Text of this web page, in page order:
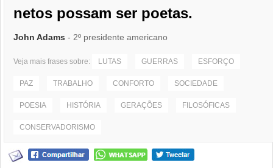
netos possam ser poetas.
John Adams - 2º presidente americano
Veja mais frases sobre: LUTAS GUERRAS ESFORÇO
PAZ TRABALHO CONFORTO SOCIEDADE
POESIA HISTÓRIA GERAÇÕES FILOSÓFICAS
CONSERVADORISMO